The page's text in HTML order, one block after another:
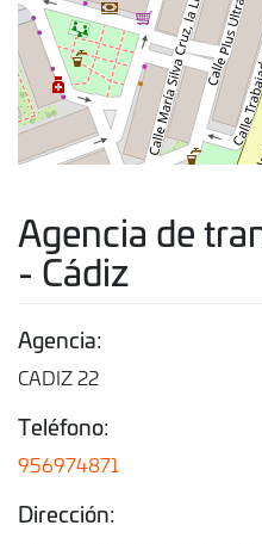
Agencia de
- Cádiz
Agencia:
CADIZ 22
Teléfono:
956974871
Dirección: